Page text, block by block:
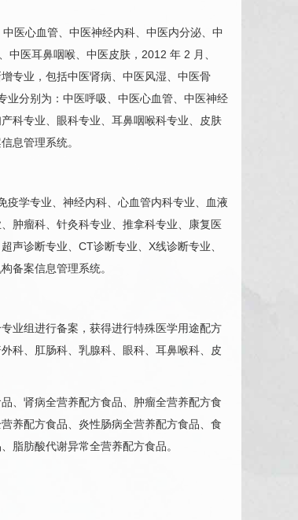
中医心血管 、中医神经内科、中医内分泌、中
、中医耳鼻咽喉、中医皮肤，2012 年 2 月、
专业，包括中医肾病、中医风湿、中医骨
业分别为：中医呼吸、中医心血管 、中医神经
科专业、 眼科专业、耳鼻咽喉科专业、皮肤
息管理系统。
学专业、神经内科、 心血管内科专业、血液
肿瘤科 针灸科专业、推拿科专业、康复医
声诊断专业、CT诊断专业、X线诊断专业、
备案信息管理系统。
业组进行备案，获得进行特殊医学用途配方
科、 肛肠科 乳腺科 眼科 耳鼻喉科 、皮
、肾病全营养配方食品、肿瘤全营养配方食
养配方食品、炎性肠病全营养配方食品、食
脂肪酸代谢异常全营养配方食品。